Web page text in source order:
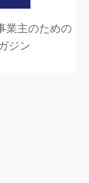
業主のための
ジン